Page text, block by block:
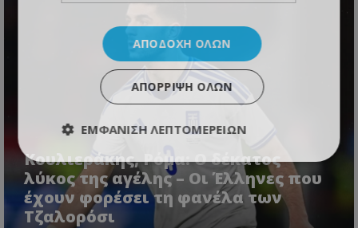
Κουλιεράκης, Ρόμα: Ο δέκατος
λύκος της αγέλης – Οι Έλληνες που
έχουν φορέσει τη φανέλα των
Τζαλορόσι
ΑΠΟΔΟΧΉ ΌΛΩΝ
ΑΠΌΡΡΙΨΗ ΌΛΩΝ
ΕΜΦΆΝΙΣΗ ΛΕΠΤΟΜΕΡΕΙΏΝ